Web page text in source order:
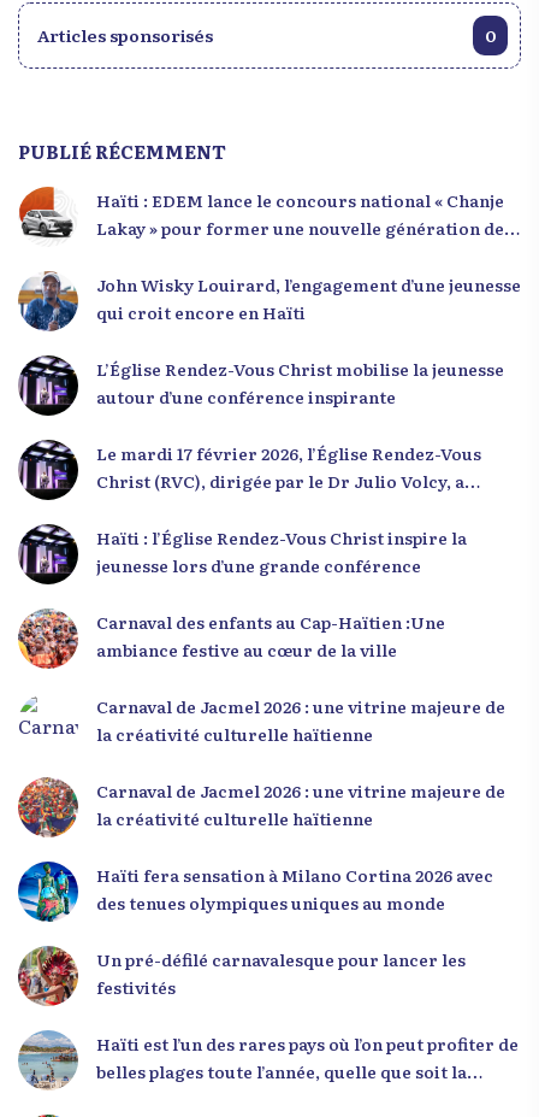
Articles sponsorisés 0
PUBLIÉ RÉCEMMENT
Haïti : EDEM lance le concours national « Chanje
Lakay » pour former une nouvelle génération de
John Wisky Louirard, l’engagement d’une jeunesse
qui croit encore en Haïti
L’Église Rendez-Vous Christ mobilise la jeunesse
autour d’une conférence inspirante
Le mardi 17 février 2026, l’Église Rendez-Vous
Christ (RVC), dirigée par le Dr Julio Volcy, a
dans ses locaux à Delmas 75 pour une conférence
placée sous le thème « Menm Ou Menm Tou ».
occasion unique de se rencontrer, d’échanger et
d’écouter des interventions motivantes centrées
citoyen. Des messages forts pour la jeunesse Lors
de sa première intervention, intitulée « Jenès la
croire en leur potentiel et à rejeter toute forme
de fatalisme. Il a particulièrement insisté sur
pouvons pas résoudre un problème avec la
mentalité qui l’a créé. » Il a encouragé la jeunesse
sur la discipline, l’excellence et la responsabilité.
Le révérend a également rappelé que la jeunesse
du pays, et qu’un engagement structuré de
seulement 4 % d’entre eux pourrait modifier
Haïti : l’Église Rendez-Vous Christ inspire la
jeunesse lors d’une grande conférence
Carnaval des enfants au Cap-Haïtien :Une
ambiance festive au cœur de la ville
Carnaval de Jacmel 2026 : une vitrine majeure de
la créativité culturelle haïtienne
Carnaval de Jacmel 2026 : une vitrine majeure de
la créativité culturelle haïtienne
Haïti fera sensation à Milano Cortina 2026 avec
des tenues olympiques uniques au monde
Un pré-défilé carnavalesque pour lancer les
festivités
Haïti est l’un des rares pays où l’on peut profiter de
belles plages toute l’année, quelle que soit la